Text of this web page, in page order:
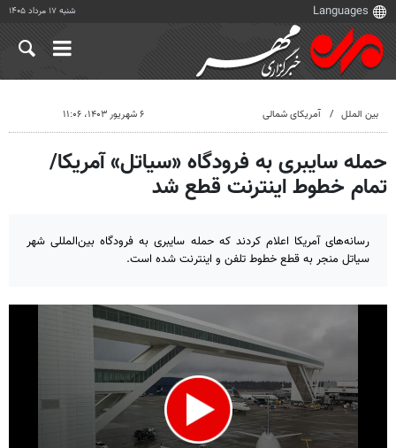
شنبه ۱۷ مرداد ۱۴۰۵
بین الملل آمریکای شمالی ۶ شهریور ۱۴۰۳، ۱۱:۰۶
حمله سایبری به فرودگاه «سیاتل» آمریکا/
تمام خطوط اینترنت قطع شد
رسانه‌های آمریکا اعلام کردند که حمله سایبری به فرودگاه بین‌المللی شهر
سیاتل منجر به قطع خطوط تلفن و اینترنت شده است.